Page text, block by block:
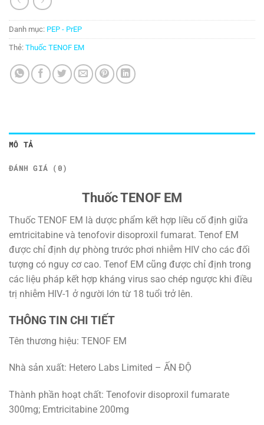
Danh mục: PEP - PrEP
Thẻ: Thuốc TENOF EM
MÔ TẢ
ĐÁNH GIÁ (0)
Thuốc TENOF EM
Thuốc TENOF EM là dược phẩm kết hợp liều cố định giữa
emtricitabine và tenofovir disoproxil fumarat. Tenof EM
được chỉ định dự phòng trước phơi nhiễm HIV cho các đối
tượng có nguy cơ cao. Tenof EM cũng được chỉ định trong
các liệu pháp kết hợp kháng virus sao chép ngược khi điều
trị nhiễm HIV-1 ở người lớn từ 18 tuổi trở lên.
THÔNG TIN CHI TIẾT
Tên thương hiệu: TENOF EM
Nhà sản xuất: Hetero Labs Limited – ẤN ĐỘ
Thành phần hoạt chất: Tenofovir disoproxil fumarate
300mg; Emtricitabine 200mg